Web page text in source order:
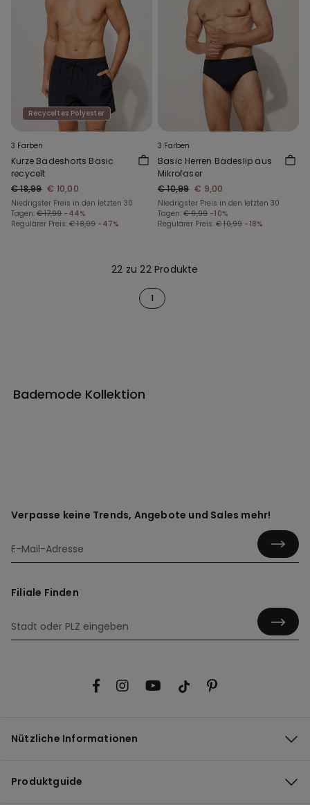
Recyceltes Polyester
3 Farben
Kurze Badeshorts Basic
recycelt
€ 18,99 € 10,00
Niedrigster Preis in den letzten 30
Tagen: € 17,99 -44%
Regulärer Preis: € 18,99 -47%
3 Farben
Basic Herren Badeslip aus
Mikrofaser
€ 10,99 € 9,00
Niedrigster Preis in den letzten 30
Tagen: € 9,99 -10%
Regulärer Preis: € 10,99 -18%
22 zu 22 Produkte
1
Bademode Kollektion
Verpasse keine Trends, Angebote und Sales mehr!
Filiale Finden
Nützliche Informationen
Produktguide